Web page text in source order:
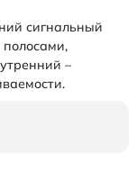
сигнальный
–